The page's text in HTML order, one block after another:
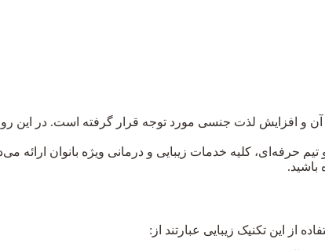
آن و افزایش لذت جنسی مورد توجه قرار گرفته است. در این
و تیم حرفه‌ای، کلیه خدمات زیبایی و درمانی ویژه بانوان
باشید.
از این تکنیک زیبایی عبارتند از: